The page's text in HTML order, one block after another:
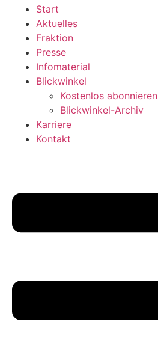
Start
Aktuelles
Fraktion
Presse
Infomaterial
Blickwinkel
Kostenlos abonnieren
Blickwinkel-Archiv
Karriere
Kontakt